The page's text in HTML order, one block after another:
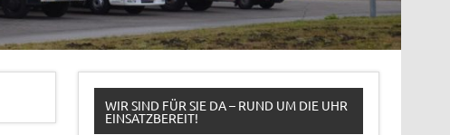
WIR SIND FÜR SIE DA – RUND UM DIE UHR
EINSATZBEREIT!